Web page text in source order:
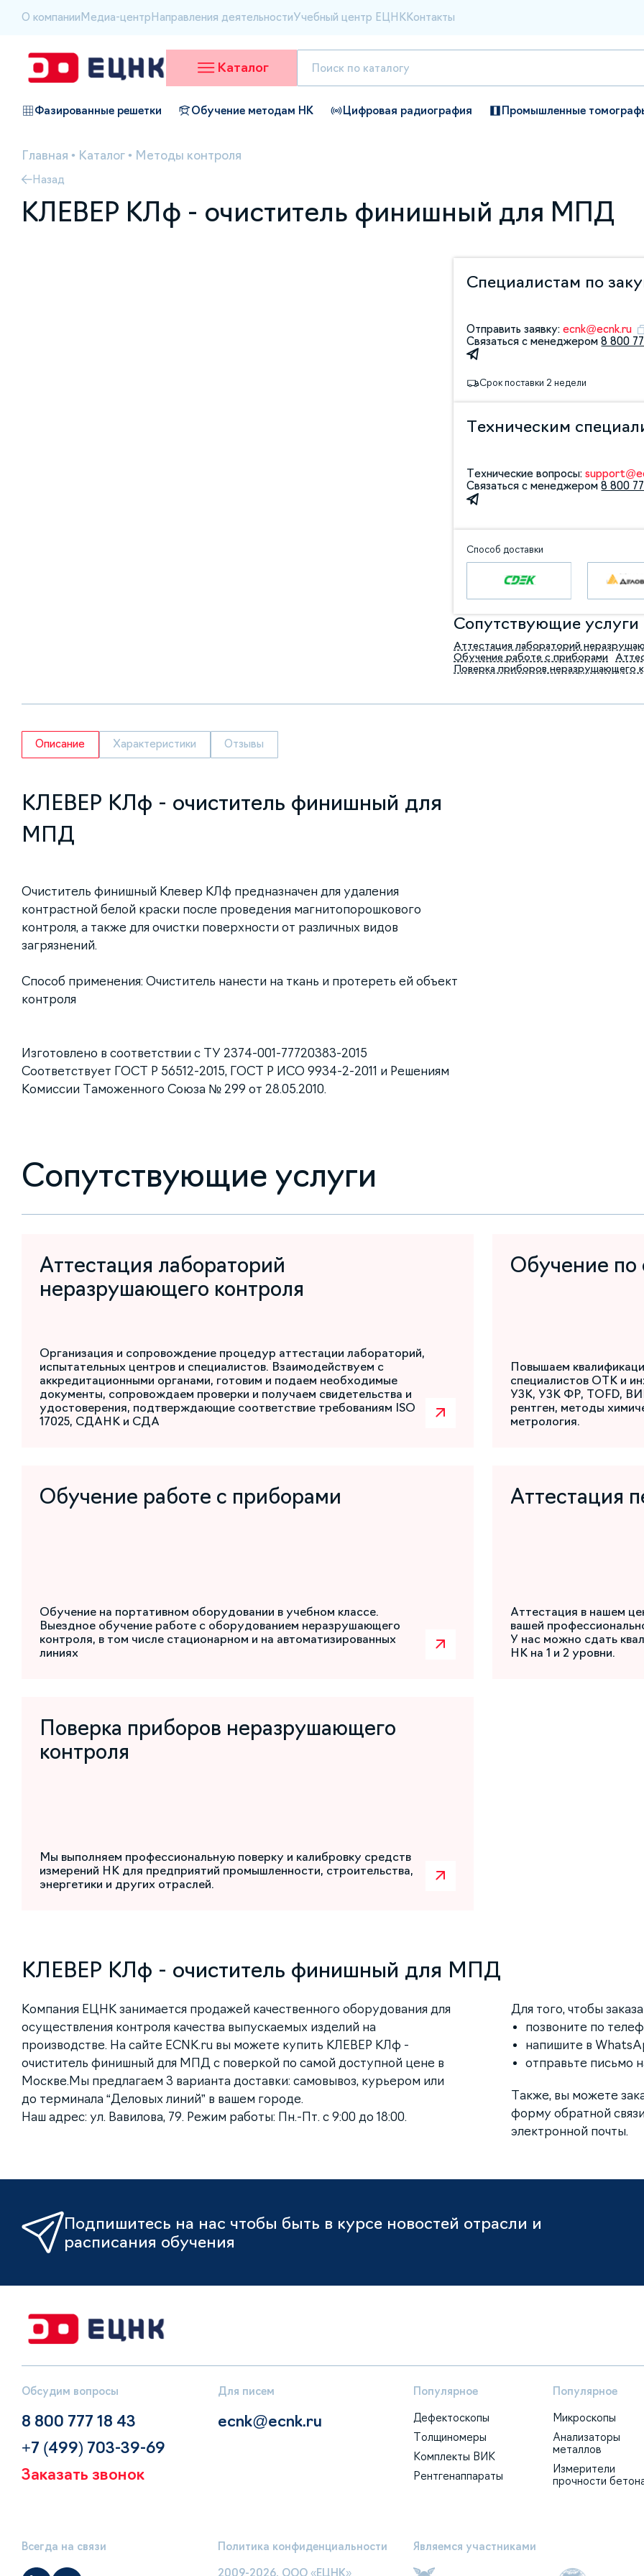
О компании Медиа-центр Направления деятельностиУчебный центр ЕЦНК Контакты
Каталог
Фазированные решетки Обучение методам НК Цифровая радиография Промышленные
Главная • Каталог • Методы контроля
Назад
КЛЕВЕР КЛф - очиститель финишный для МПД
Специалистам по
Отправить заявку:ecnk@ecnk.ru
Связаться с менеджером8 800
Срок поставки 2 недели
Техническим
Технические вопросы:
Связаться с менеджером8 800
Способ доставки
Сопутствующие услуги
Аттестация лабораторий
Обучение работе с приборами
Поверка приборов неразрушающего
Описание Характеристики Отзывы
КЛЕВЕР КЛф - очиститель финишный для
МПД
Очиститель финишный Клевер КЛф предназначен для удаления
контрастной белой краски после проведения магнитопорошкового
контроля, а также для очистки поверхности от различных видов
загрязнений.
Способ применения: Очиститель нанести на ткань и протереть ей объект
контроля
Изготовлено в соответствии с ТУ 2374-001-77720383-2015
Соответствует ГОСТ Р 56512-2015, ГОСТ Р ИСО 9934-2-2011 и Решениям
Комиссии Таможенного Союза № 299 от 28.05.2010.
Сопутствующие услуги
Аттестация лабораторий
неразрушающего контроля
Организация и сопровождение процедур аттестации лабораторий,
испытательных центров и специалистов. Взаимодействуем с
аккредитационными органами, готовим и подаем необходимые
документы, сопровождаем проверки и получаем свидетельства и
удостоверения, подтверждающие соответствие требованиям ISO
17025, СДАНК и СДА
Обучение
Повышаем
специалистов ОТК и
УЗК, УЗК ФР, TOFD,
рентген, методы
метрология.
Обучение работе с приборами
Обучение на портативном оборудовании в учебном классе.
Выездное обучение работе с оборудованием неразрушающего
контроля, в том числе стационарном и на автоматизированных
линиях
Аттестация
Аттестация в нашем
вашей
У нас можно сдать
НК на 1 и 2 уровни.
Поверка приборов неразрушающего
контроля
Мы выполняем профессиональную поверку и калибровку средств
измерений НК для предприятий промышленности, строительства,
энергетики и других отраслей.
КЛЕВЕР КЛф - очиститель финишный для МПД
Компания ЕЦНК занимается продажей качественного оборудования для
осуществления контроля качества выпускаемых изделий на
производстве. На сайте ECNK.ru вы можете купить КЛЕВЕР КЛф -
очиститель финишный для МПД с поверкой по самой доступной цене в
Москве.Мы предлагаем 3 варианта доставки: самовывоз, курьером или
до терминала “Деловых линий” в вашем городе.
Наш адрес: ул. Вавилова, 79. Режим работы: Пн.-Пт. с 9:00 до 18:00.
Для того, чтобы
позвоните по
напишите в
отправьте письмо
Также, вы можете
форму обратной
электронной почты.
Подпишитесь на нас чтобы быть в курсе новостей отрасли и
расписания обучения
Обсудим вопросы
8 800 777 18 43
+7 (499) 703-39-69
Заказать звонок
Для писем
ecnk@ecnk.ru
Популярное
Дефектоскопы
Толщиномеры
Комплекты ВИК
Рентгенаппараты
Популярное
Микроскопы
Анализаторы
металлов
Измерители
прочности
Всегда на связи Политика конфиденциальности
2009-2026, ООО «ЕЦНК»
Являемся участниками